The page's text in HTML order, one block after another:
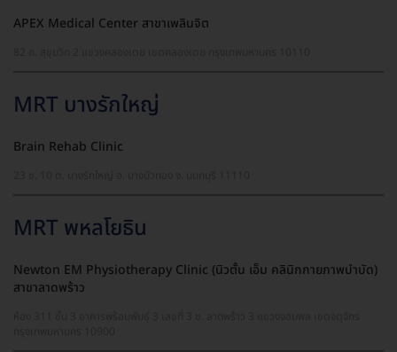
APEX Medical Center สาขาเพลินจิต
MRT บางรักใหญ่
Brain Rehab Clinic
MRT พหลโยธิน
Newton EM Physiotherapy Clinic (นิวตั้น เอ็ม คลินิกกายภาพบำบัด)
สาขาลาดพร้าว